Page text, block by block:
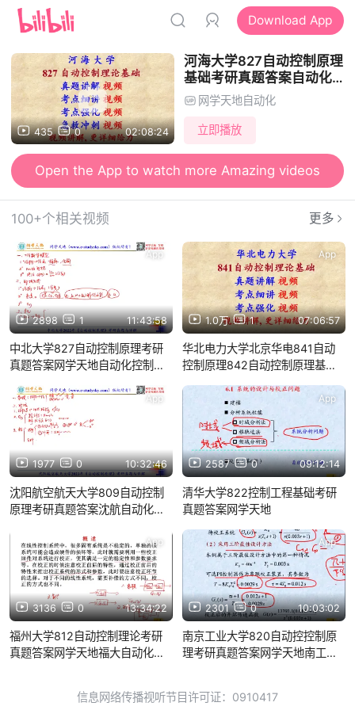
Download App
435 0 02:08:24
河海大学827自动控制原理
基础考研真题答案自动化控
制工程考研
网学天地自动化
立即播放
Open the App to watch more Amazing videos
100+个相关视频 更多
2898 1 11:43:58
App
中北大学827自动控制原理考研
真题答案网学天地自动化控制工
1.0万 1 07:06:57
App
华北电力大学北京华电841自动
控制原理842自动控制原理基础
动化考研
1977 0 10:32:46
App
沈阳航空航天大学809自动控制
原理考研真题答案沈航自动化控
2587 0 09:12:14
App
清华大学822控制工程基础考研
真题答案网学天地
3136 0 13:34:22
App
福州大学812自动控制理论考研
真题答案网学天地福大自动化控
2301 0 10:03:02
App
南京工业大学820自动控控制原
理考研真题答案网学天地南工大
信息网络传播视听节目许可证：0910417